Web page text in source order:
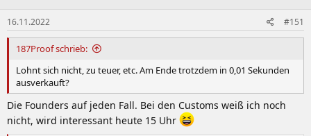
m
16.11.2022 #151
187Proof schrieb:
Lohnt sich nicht, zu teuer, etc. Am Ende trotzdem in 0,01 Sekunden
ausverkauft?
Die Founders auf jeden Fall. Bei den Customs weiß ich noch
nicht, wird interessant heute 15 Uhr